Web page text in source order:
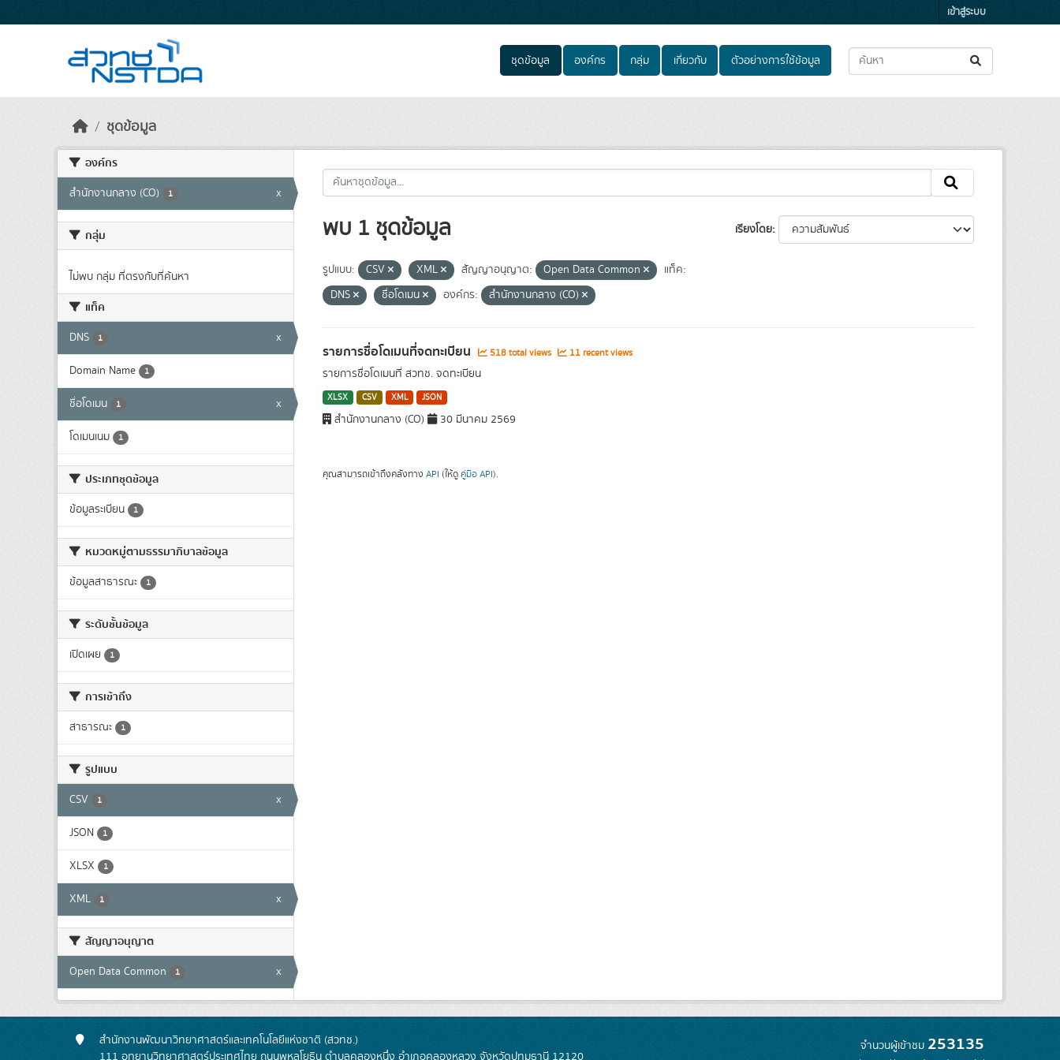
เข้าสู่ระบบ
ชุดข้อมูล องค์กร กลุ่ม เกี่ยวกับ ตัวอย่างการใช้ข้อมูล
ชุดข้อมูล
องค์กร
สำนักงานกลาง (CO) 1 x
กลุ่ม
ไม่พบ กลุ่ม ที่ตรงกับที่ค้นหา
แท็ค
DNS 1 x
Domain Name 1
ชื่อโดเมน 1 x
โดเมนเนม 1
ประเภทชุดข้อมูล
ข้อมูลระเบียน 1
หมวดหมู่ตามธรรมาภิบาลข้อมูล
ข้อมูลสาธารณะ 1
ระดับชั้นข้อมูล
เปิดเผย 1
การเข้าถึง
สาธารณะ 1
รูปแบบ
CSV 1 x
JSON 1
XLSX 1
XML 1 x
สัญญาอนุญาต
Open Data Common 1 x
เรียงโดย
พบ 1 ชุดข้อมูล
รูปแบบ: CSV XML สัญญาอนุญาต: Open Data Common
แท็ค:
DNS
ชื่อโดเมน องค์กร: สำนักงานกลาง (CO)
รายการชื่อโดเมนที่จดทะเบียน 518 total views 11 recent views
รายการชื่อโดเมนที่ สวทช. จดทะเบียน
XLSX CSV XML JSON
สำนักงานกลาง (CO) 30 มีนาคม 2569
คุณสามารถเข้าถึงคลังทาง API (ให้ดู คู่มือ API).
สำนักงานพัฒนาวิทยาศาสตร์และเทคโนโลยีแห่งชาติ (สวทช.)
111 อุทยานวิทยาศาสตร์ประเทศไทย ถนนพหลโยธิน ตำบลคลองหนึ่ง อำเภอคลองหลวง จังหวัดปทุมธานี 12120
จำนวนผู้เข้าชม 253135